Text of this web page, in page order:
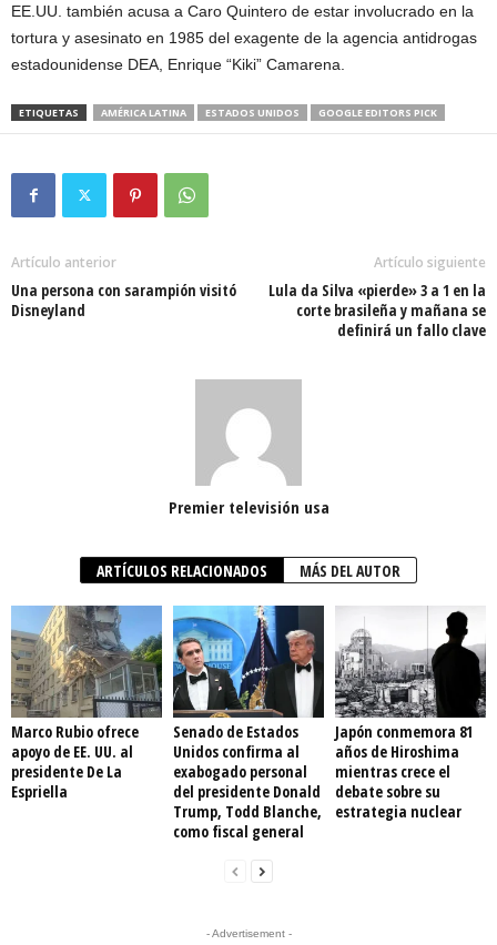
EE.UU. también acusa a Caro Quintero de estar involucrado en la
tortura y asesinato en 1985 del exagente de la agencia antidrogas
estadounidense DEA, Enrique “Kiki” Camarena.
ETIQUETAS AMÉRICA LATINA ESTADOS UNIDOS GOOGLE EDITORS PICK
Artículo anterior
Una persona con sarampión visitó
Disneyland
Artículo siguiente
Lula da Silva «pierde» 3 a 1 en la
corte brasileña y mañana se
definirá un fallo clave
Premier televisión usa
ARTÍCULOS RELACIONADOS MÁS DEL AUTOR
Marco Rubio ofrece
apoyo de EE. UU. al
presidente De La
Espriella
Senado de Estados
Unidos confirma al
exabogado personal
del presidente Donald
Trump, Todd Blanche,
como fiscal general
Japón conmemora 81
años de Hiroshima
mientras crece el
debate sobre su
estrategia nuclear
- Advertisement -